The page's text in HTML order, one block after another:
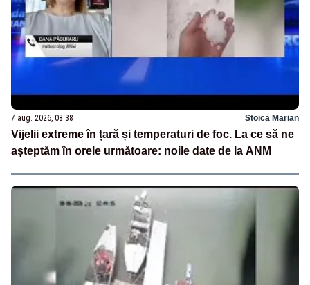
7 aug. 2026, 08:38 Stoica Marian
Vijelii extreme în țară și temperaturi de foc. La ce să ne
așteptăm în orele următoare: noile date de la ANM